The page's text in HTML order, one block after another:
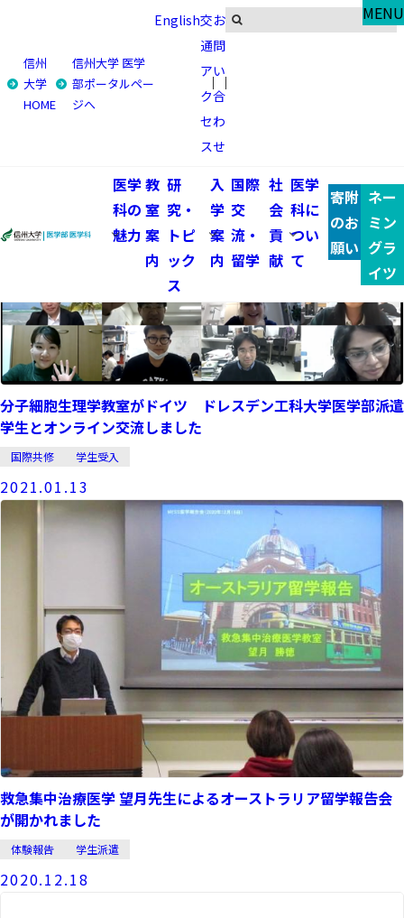
信州
大学
HOME
信州大学 医学
部ポータルペー
ジへ
English交
通
ア
ク
セ
ス
お
問
い
合
わ
せ
医学
科の
魅力
教
室
案
内
研
究・
トピ
ック
ス
入
学
案
内
国際
交
流・
留学
社
会
貢
献
医学
科に
つい
て
寄附
のお
願い
ネー
ミン
グラ
イツ
Global
トピックス
トップ 国際交流・留学 トピックス
分子細胞生理学教室がドイツ ドレスデン工科大学医学部派遣
学生とオンライン交流しました
国際共修 学生受入
2021.01.13
救急集中治療医学 望月先生によるオーストラリア留学報告会
が開かれました
体験報告 学生派遣
2020.12.18
MENU